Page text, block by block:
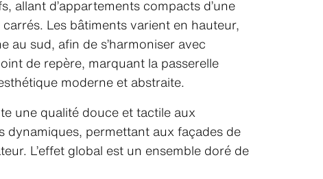
allant d’appartements compacts d’une
Les bâtiments varient en hauteur,
au sud, afin de s’harmoniser avec
de repère, marquant la passerelle
moderne et abstraite.
une qualité douce et tactile aux
dynamiques, permettant aux façades de
L’effet global est un ensemble doré de